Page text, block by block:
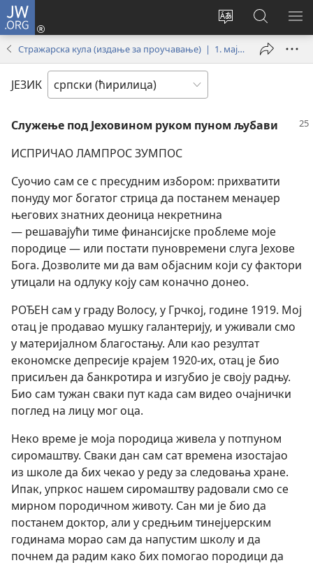
JW.ORG
Промени
језик
сајта
Пријава
(отвара
прозор)
Претрага
сајта
JW.ORG
Стражарска кула (издање за проучавање) | 1. мај 1996.
ЈЕЗИК
Служење под Јеховином руком пуном љубави
ИСПРИЧАО ЛАМПРОС ЗУМПОС
Суочио сам се с пресудним избором: прихватити
понуду мог богатог стрица да постанем менаџер
његових знатних деоница некретнина
— решавајући тиме финансијске проблеме моје
породице — или постати пуновремени слуга Јехове
Бога. Дозволите ми да вам објасним који су фактори
утицали на одлуку коју сам коначно донео.
РОЂЕН сам у граду Волосу, у Грчкој, године 1919. Мој
отац је продавао мушку галантерију, и уживали смо
у материјалном благостању. Али као резултат
економске депресије крајем 1920-их, отац је био
присиљен да банкротира и изгубио је своју радњу.
Био сам тужан сваки пут када сам видео очајнички
поглед на лицу мог оца.
Неко време је моја породица живела у потпуном
сиромаштву. Сваки дан сам сат времена изостајао
из школе да бих чекао у реду за следовања хране.
Ипак, упркос нашем сиромаштву радовали смо се
мирном породичном животу. Сан ми је био да
постанем доктор, али у средњим тинејџерским
годинама морао сам да напустим школу и да
почнем да радим како бих помогао породици да